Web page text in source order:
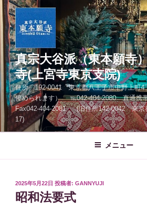
コ
ン
テ
ン
へ
ス
キ
ッ
プ
真宗大谷派（東本願寺
寺(上宮寺東京支院)
住所 192-0041 東京都八王子市中野上町4
停められます） ℡042-404-2080 直通携
Fax042-404-2081 (旧住所142-0042 東京
17)
メニュー
投
稿
日:
2025年5月22日 投稿者: GANNYUJI
昭和法要式